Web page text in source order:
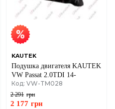
KAUTEK
Подушка двигателя KAUTEK
VW Passat 2.0TDI 14-
Код: VW-TM028
2 291 грн
2 177 грн